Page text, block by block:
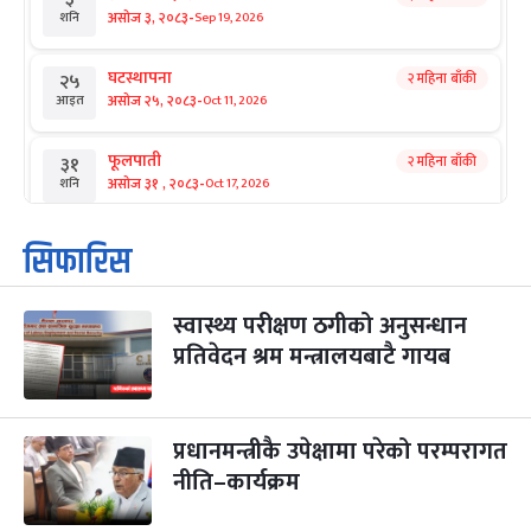
शनि असोज ३, २०८३-Sep 19, 2026
२५
आइत
घटस्थापना
असोज २५, २०८३-Oct 11, 2026
२ महिना बाँकी
३१
शनि
फूलपाती
असोज ३१ , २०८३-Oct 17, 2026
२ महिना बाँकी
१
आइत
कार्तिक सङ्क्रान्ति
कार्तिक १, २०८३
३
मंगल
महानवमी
कार्तिक ३, २०८३-Oct 20, 2026
२ महिना बाँकी
४
बुध कार्तिक ४, २०८३ Oct 21, 2026
५
बिहि
पापा‌ङ्कुशा एकादशी व्रत
कार्तिक ५, २०८३
सिफारिस
स्वास्थ्य परीक्षण ठगीको अनुसन्धान
प्रतिवेदन श्रम मन्त्रालयबाटै गायब
प्रधानमन्त्रीकै उपेक्षामा परेको परम्परागत
नीति–कार्यक्रम